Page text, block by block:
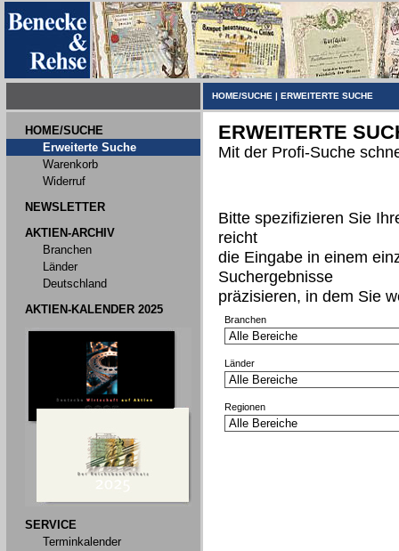
HOME/SUCHE | ERWEITERTE SUCHE
HOME/SUCHE
Erweiterte Suche
Warenkorb
Widerruf
NEWSLETTER
AKTIEN-ARCHIV
Branchen
Länder
Deutschland
AKTIEN-KALENDER 2025
SERVICE
Terminkalender
ERWEITERTE
Mit der Profi-Suche
Bitte spezifizieren Sie
reicht
die Eingabe in einem
Suchergebnisse
präzisieren, in dem Sie
Branchen
Länder
Regionen